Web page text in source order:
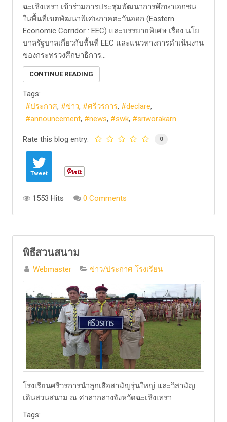
ฉะเชิงเทรา เข้าร่วมการประชุมพัฒนาการศึกษาเอกชน
ในพื้นที่เขตพัฒนาพิเศษภาคตะวันออก (Eastern
Economic Corridor : EEC) และบรรยายพิเศษ เรื่อง นโย
บาลรัฐบาลเกี่ยวกับพื้นที่ EEC และแนวทางการดำเนินงาน
ของกระทรวงศึกษาธิการ...
CONTINUE READING
Tags:
ประกาศ
ข่าว ศรีวรการ
declare
announcement
news swk sriworakarn
Rate this blog entry: 0
Tweet
1553 Hits 0 Comments
พิธีสวนสนาม
Webmaster ข่าว/ประกาศ โรงเรียน
โรงเรียนศรีวรการนำลูกเสือสามัญรุ่นใหญ่ และวิสามัญ
เดินสวนสนาม ณ ศาลากลางจังหวัดฉะเชิงเทรา
Tags: